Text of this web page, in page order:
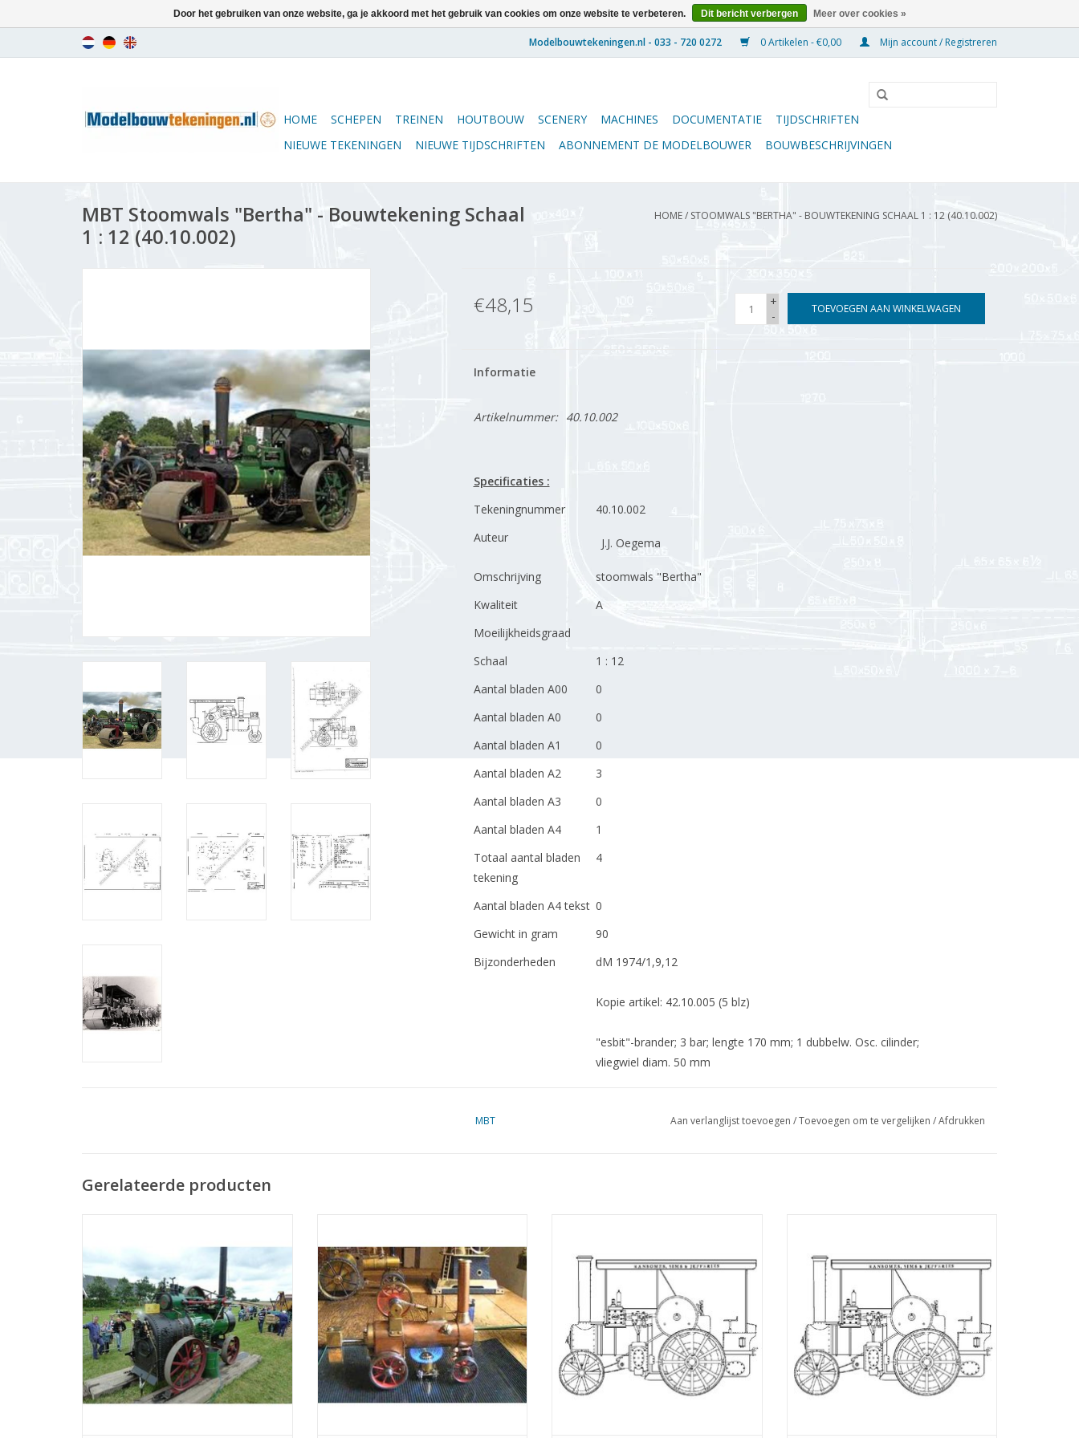
0 Artikelen - €0,00 Mijn account / Registreren
HOME SCHEPEN TREINEN HOUTBOUW SCENERY MACHINES DOCUMENTATIE
TIJDSCHRIFTEN
NIEUWE TEKENINGEN
NIEUWE TIJDSCHRIFTEN ABONNEMENT DE MODELBOUWER BOUWBESCHRIJVINGEN
MBT Stoomwals "Bertha" - Bouwtekening Schaal
1 : 12 (40.10.002)
HOME/ STOOMWALS "BERTHA" - BOUWTEKENING SCHAAL 1 : 12 (40.10.002)
€48,15
+
-
TOEVOEGEN AAN WINKELWAGEN
Informatie
Artikelnummer: 40.10.002
Specificaties :
Tekeningnummer
40.10.002
Auteur
J.J. Oegema
Omschrijving
stoomwals "Bertha"
Kwaliteit
A
Moeilijkheidsgraad
Schaal
1 : 12
Aantal bladen A00
0
Aantal bladen A0
0
Aantal bladen A1
0
Aantal bladen A2
3
Aantal bladen A3
0
Aantal bladen A4
1
Totaal aantal bladen
tekening
4
Aantal bladen A4 tekst 0
Gewicht in gram
90
Bijzonderheden
dM 1974/1,9,12
Kopie artikel: 42.10.005 (5 blz)
"esbit"-brander; 3 bar; lengte 170 mm; 1 dubbelw. Osc. cilinder;
vliegwiel diam. 50 mm
onderdelen gebouwd worden.
MBT Aan verlanglijst toevoegen /Toevoegen om te vergelijken /Afdrukken
Gerelateerde producten
TOEVOEGEN AAN WINKELWAGEN
TOEVOEGEN AAN WINKELWAGEN
TOEVOEGEN AAN WINKELWAGEN
TOEVOEGEN AAN WINKELWAGEN
Door het gebruiken van onze website, ga je akkoord met het gebruik van cookies om onze website te verbeteren. Dit bericht verbergen Meer over cookies »